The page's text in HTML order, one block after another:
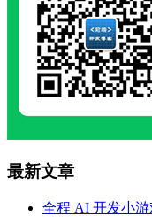
最新文章
全程 AI 开发小